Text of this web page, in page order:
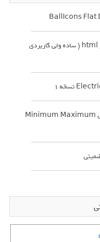
تگ های Video , Audio و Source در html ( ساده ولی کاربردی
افزونه حداقل و حداکثر خرید در ووکامرس Minimum Maximum